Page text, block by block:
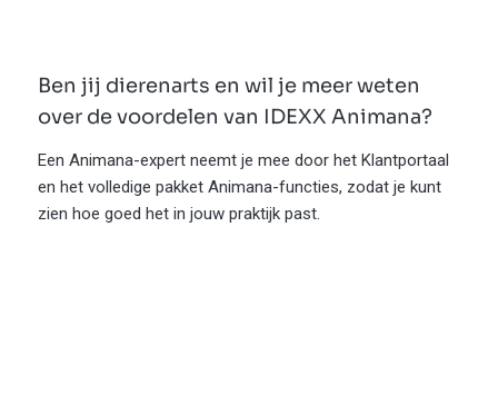
Ben jij dierenarts en wil je meer weten
over de voordelen van IDEXX Animana?
Een Animana-expert neemt je mee door het Klantportaal
en het volledige pakket Animana-functies, zodat je kunt
zien hoe goed het in jouw praktijk past.